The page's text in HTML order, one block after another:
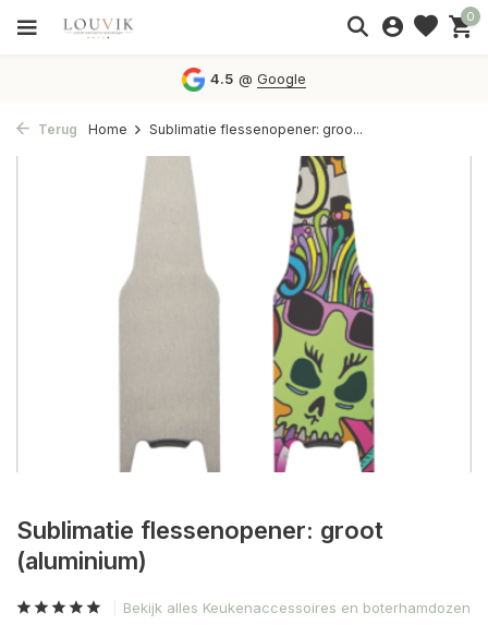
0
4.5 @Google
Terug Home Sublimatie flessenopener: groo...
Sublimatie flessenopener: groot
(aluminium)
Bekijk alles Keukenaccessoires en boterhamdozen